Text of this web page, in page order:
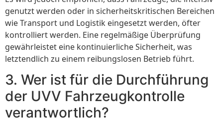
genutzt werden oder in sicherheitskritischen Bereichen
wie Transport und Logistik eingesetzt werden, öfter
kontrolliert werden. Eine regelmäßige Überprüfung
gewährleistet eine kontinuierliche Sicherheit, was
letztendlich zu einem reibungslosen Betrieb führt.
3. Wer ist für die Durchführung
der UVV Fahrzeugkontrolle
verantwortlich?